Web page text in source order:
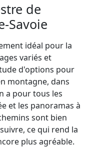
de
Savoie
idéal pour la
variés et
d'options pour
montagne, dans
a pour tous les
et les panoramas à
sont bien
ce qui rend la
plus agréable.